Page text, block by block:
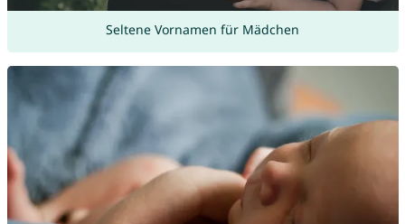
Seltene Vornamen für Mädchen